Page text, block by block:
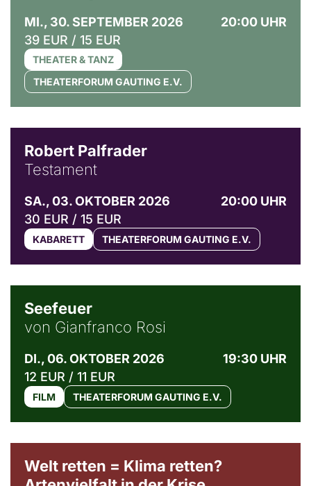
MI., 30. SEPTEMBER 2026
20:00 UHR
39 EUR / 15 EUR
THEATER & TANZ
THEATERFORUM GAUTING E.V.
Robert Palfrader
Testament
SA., 03. OKTOBER 2026
20:00 UHR
30 EUR / 15 EUR
KABARETT THEATERFORUM GAUTING E.V.
Seefeuer
von Gianfranco Rosi
DI., 06. OKTOBER 2026
19:30 UHR
12 EUR / 11 EUR
FILM THEATERFORUM GAUTING E.V.
Welt retten = Klima retten?